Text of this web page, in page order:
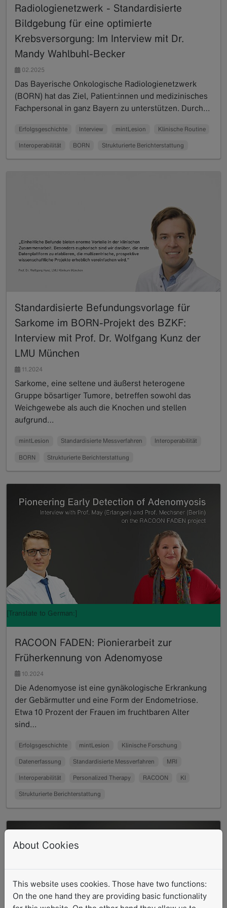
Radiologienetzwerk - Standardisierte
Bildgebung für eine optimierte
Krebsversorgung: Im Interview mit Dr.
Mandy Wahlbuhl-Becker
02.2025
Das Bayerische Onkologische Radiologienetzwerk
(BORN) hat das Ziel, Patient:innen und medizinisches
Fachpersonal in ganz Bayern zu unterstützen. Durch…
Erfolgsgeschichte Interview mintLesion Klinische Routine
Interoperabilität BORN Strukturierte Berichterstattung
Standardisierte Befundungsvorlage für
Sarkome im BORN-Projekt des BZKF:
Interview mit Prof. Dr. Wolfgang Kunz der
LMU München
11.2024
Sarkome, eine seltene und äußerst heterogene
Gruppe bösartiger Tumore, betreffen sowohl das
Weichgewebe als auch die Knochen und stellen
aufgrund…
mintLesion Standardisierte Messverfahren Interoperabilität
BORN Strukturierte Berichterstattung
[Translate to German:]
RACOON FADEN: Pionierarbeit zur
Früherkennung von Adenomyose
10.2024
Die Adenomyose ist eine gynäkologische Erkrankung
der Gebärmutter und eine Form der Endometriose.
Etwa 10 Prozent der Frauen im fruchtbaren Alter
sind…
Erfolgsgeschichte mintLesion Klinische Forschung
Datenerfassung Standardisierte Messverfahren MRI
Interoperabilität Personalized Therapy RACOON KI
Strukturierte Berichterstattung
About Cookies
This website uses cookies. Those have two functions:
On the one hand they are providing basic functionality